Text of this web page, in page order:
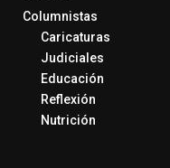
Columnistas
Caricaturas
Judiciales
Educación
Reflexión
Nutrición